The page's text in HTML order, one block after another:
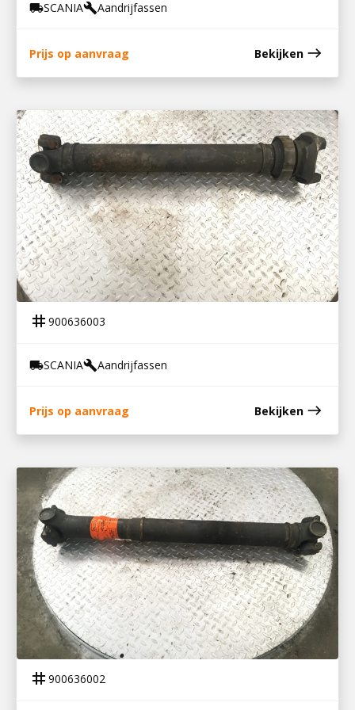
local_shippingSCANIAbuildAandrijfassen
Prijs op aanvraag Bekijken east
900636003
TUSSENAS S-SERIE
tag 900636003
local_shippingSCANIAbuildAandrijfassen
Prijs op aanvraag Bekijken east
900636002
TUSSENAS S-SERIE
tag 900636002